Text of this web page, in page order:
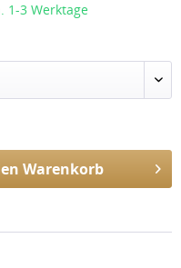
1-3 Werktage
Warenkorb